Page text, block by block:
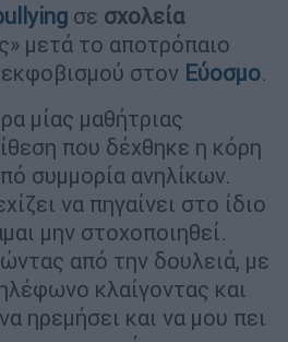
σε σχολεία
μετά το αποτρόπαιο
στον Εύοσμο.
μίας μαθήτριας
που δέχθηκε η κόρη
συμμορία ανηλίκων.
να πηγαίνει στο ίδιο
μην στοχοποιηθεί.
από την δουλειά, με
κλαίγοντας και
ηρεμήσει και να μου πει